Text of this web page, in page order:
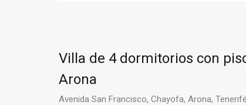
Villa de 4 dormitorios con
Arona
Avenida San Francisco, Chayofa, Arona,